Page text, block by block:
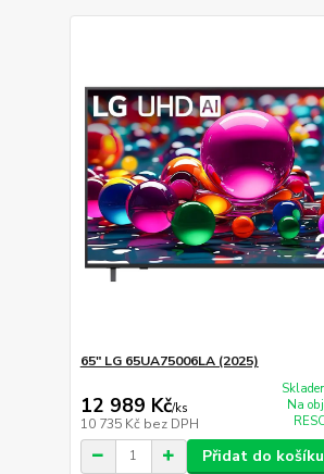
65" LG 65UA75006LA (2025)
12 989 Kč/ks
10 735 Kč bez DPH
Na
Přidat do košíku